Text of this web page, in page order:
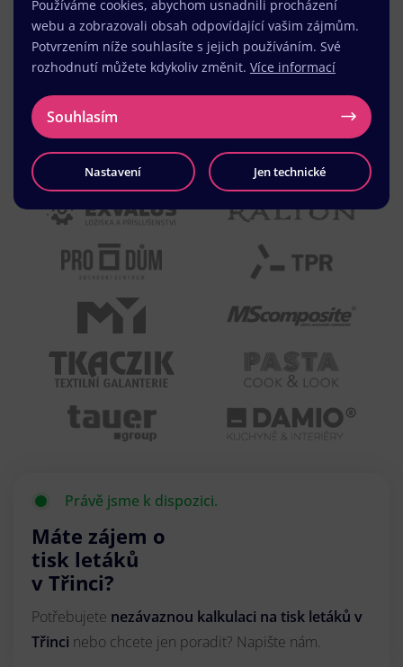
Právě jsme k dispozici.
Máte zájem o
tisk letáků
v Třinci?
Potřebujete nezávaznou kalkulaci na tisk letáků v
Třinci nebo chcete jen poradit? Napište nám.
Používáme cookies, abychom usnadnili procházení
webu a zobrazovali obsah odpovídající vašim zájmům.
Potvrzením níže souhlasíte s jejich používáním. Své
rozhodnutí můžete kdykoliv změnit. Více informací
Souhlasím
Nastavení Jen technické